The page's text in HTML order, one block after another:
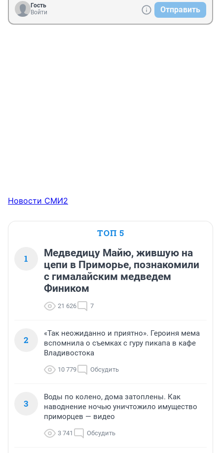
Гость
Войти
Отправить
Новости СМИ2
ТОП 5
1
Медведицу Майю, жившую на
цепи в Приморье, познакомили
с гималайским медведем
Фиником
21 626 7
2
«Так неожиданно и приятно». Героиня мема
вспомнила о съемках с гуру пикапа в кафе
Владивостока
10 779 Обсудить
3
Воды по колено, дома затоплены. Как
наводнение ночью уничтожило имущество
приморцев — видео
3 741 Обсудить